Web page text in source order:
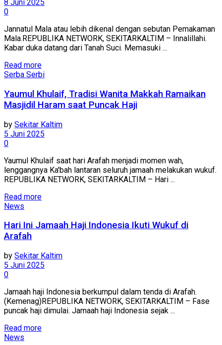
8 Juni 2025
0
Jannatul Mala atau lebih dikenal dengan sebutan Pemakaman
Mala.REPUBLIKA NETWORK, SEKITARKALTIM – Innalillahi.
Kabar duka datang dari Tanah Suci. Memasuki ...
Read more
Serba Serbi
Yaumul Khulaif, Tradisi Wanita Makkah Ramaikan
Masjidil Haram saat Puncak Haji
by Sekitar Kaltim
5 Juni 2025
0
Yaumul Khulaif saat hari Arafah menjadi momen wah,
lenggangnya Ka'bah lantaran seluruh jamaah melakukan wukuf.
REPUBLIKA NETWORK, SEKITARKALTIM – Hari ...
Read more
News
Hari Ini Jamaah Haji Indonesia Ikuti Wukuf di
Arafah
by Sekitar Kaltim
5 Juni 2025
0
Jamaah haji Indonesia berkumpul dalam tenda di Arafah.
(Kemenag)REPUBLIKA NETWORK, SEKITARKALTIM – Fase
puncak haji dimulai. Jamaah haji Indonesia sejak ...
Read more
News